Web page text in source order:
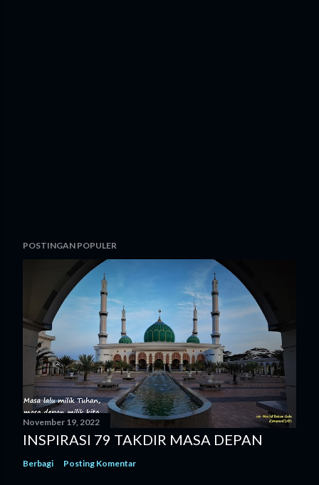
POSTINGAN POPULER
November 19, 2022
INSPIRASI 79 TAKDIR MASA DEPAN
Berbagi Posting Komentar